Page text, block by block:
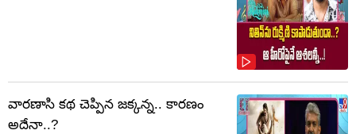
వారణాసి కథ చెప్పిన జక్కన్న.. కారణం
అదేనా..?